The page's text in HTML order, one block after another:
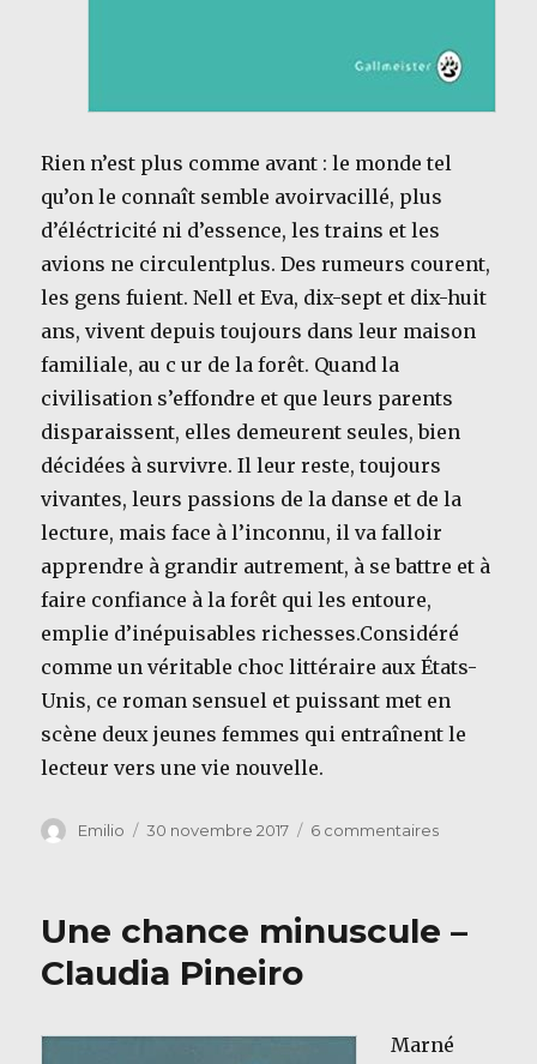
Rien n’est plus comme avant : le monde tel
qu’on le connaît semble avoirvacillé, plus
d’éléctricité ni d’essence, les trains et les
avions ne circulentplus. Des rumeurs courent,
les gens fuient. Nell et Eva, dix-sept et dix-huit
ans, vivent depuis toujours dans leur maison
familiale, au c ur de la forêt. Quand la
civilisation s’effondre et que leurs parents
disparaissent, elles demeurent seules, bien
décidées à survivre. Il leur reste, toujours
vivantes, leurs passions de la danse et de la
lecture, mais face à l’inconnu, il va falloir
apprendre à grandir autrement, à se battre et à
faire confiance à la forêt qui les entoure,
emplie d’inépuisables richesses.Considéré
comme un véritable choc littéraire aux États-
Unis, ce roman sensuel et puissant met en
scène deux jeunes femmes qui entraînent le
lecteur vers une vie nouvelle.
Auteur
Emilio
Publié
30 novembre 2017 6 commentairessur
–
Une chance minuscule –
Claudia Pineiro
Marné